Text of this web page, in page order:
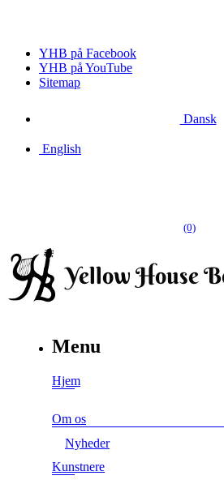
YHB på Facebook
YHB på YouTube
Sitemap
Dansk
English
(0)
Menu
Hjem
Om os
Nyheder
Kunstnere